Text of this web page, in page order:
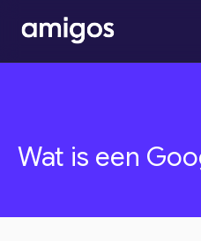
Wat is een